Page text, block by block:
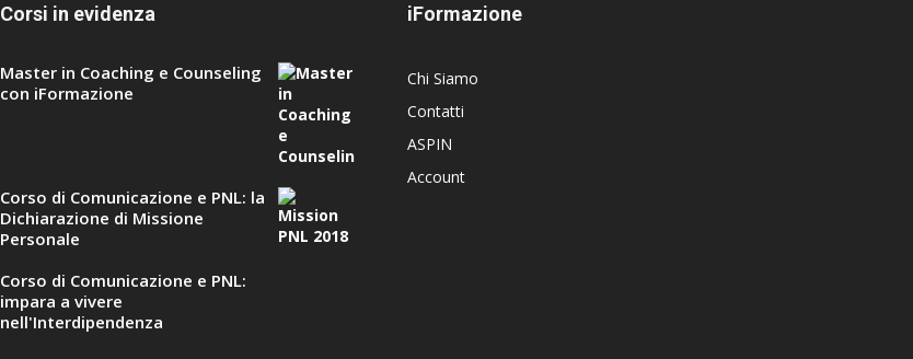
Corsi in evidenza
Master in Coaching e Counseling
con iFormazione
Corso di Comunicazione e PNL: la
Dichiarazione di Missione
Personale
Corso di Comunicazione e PNL:
impara a vivere
nell'Interdipendenza
iFormazione
Chi Siamo
Contatti
ASPIN
Account